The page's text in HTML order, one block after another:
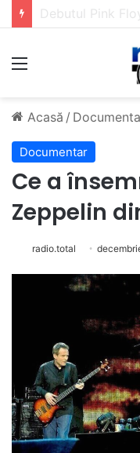
Meniu
Acasă /
Documentar
Ce a
Zeppelin
radio.total